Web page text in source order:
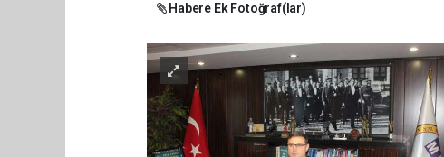
Habere Ek Fotoğraf(lar)